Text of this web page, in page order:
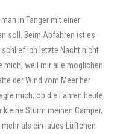
in Tanger mit einer
soll. Beim Abfahren ist es
schlief ich letzte Nacht nicht
weil mir alle möglichen
der Wind vom Meer her
mich, ob die Fähren heute
Sturm meinen Camper,
als ein laues Lüftchen